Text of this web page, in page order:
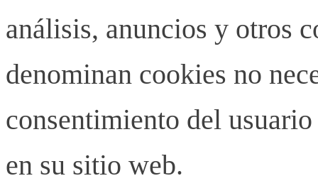
análisis, anuncios y otros
denominan cookies no
consentimiento del
en su sitio web.